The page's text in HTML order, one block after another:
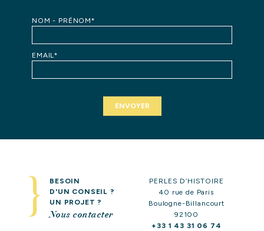
NOM - PRÉNOM*
EMAIL*
BESOIN
D'UN CONSEIL ?
UN PROJET ?
Nous contacter
PERLES D’HISTOIRE
40 rue de Paris
Boulogne-Billancourt
92100
+33 1 43 31 06 74